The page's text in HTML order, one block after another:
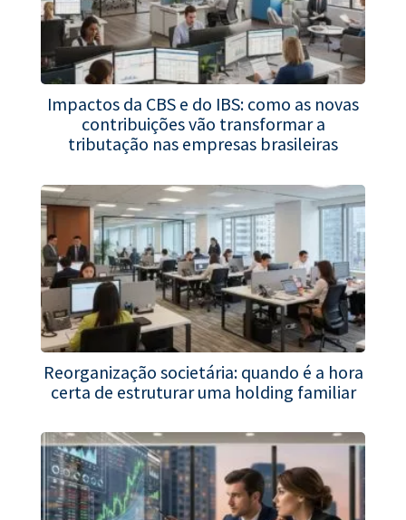
Impactos da CBS e do IBS: como as novas
contribuições vão transformar a
tributação nas empresas brasileiras
Reorganização societária: quando é a hora
certa de estruturar uma holding familiar